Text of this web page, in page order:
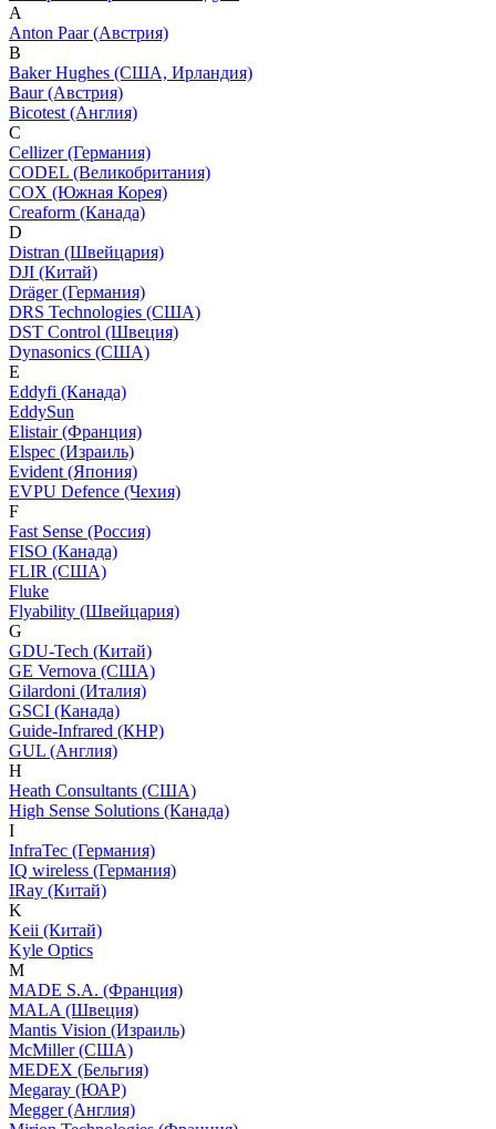
A
Anton Paar (Австрия)
B
Baker Hughes (США, Ирландия)
Baur (Австрия)
Bicotest (Англия)
C
Cellizer (Германия)
CODEL (Великобритания)
COX (Южная Корея)
Creaform (Канада)
D
Distran (Швейцария)
DJI (Китай)
Dräger (Германия)
DRS Technologies (США)
DST Control (Швеция)
Dynasonics (США)
E
Eddyfi (Канада)
EddySun
Elistair (Франция)
Elspec (Израиль)
Evident (Япония)
EVPU Defence (Чехия)
F
Fast Sense (Россия)
FISO (Канада)
FLIR (США)
Fluke
Flyability (Швейцария)
G
GDU-Tech (Китай)
GE Vernova (США)
Gilardoni (Италия)
GSCI (Канада)
Guide-Infrared (КНР)
GUL (Англия)
H
Heath Consultants (США)
High Sense Solutions (Канада)
I
InfraTec (Германия)
IQ wireless (Германия)
IRay (Китай)
K
Keii (Китай)
Kyle Optics
M
MADE S.A. (Франция)
MALA (Швеция)
Mantis Vision (Израиль)
McMiller (США)
MEDEX (Бельгия)
Megaray (ЮАР)
Megger (Англия)